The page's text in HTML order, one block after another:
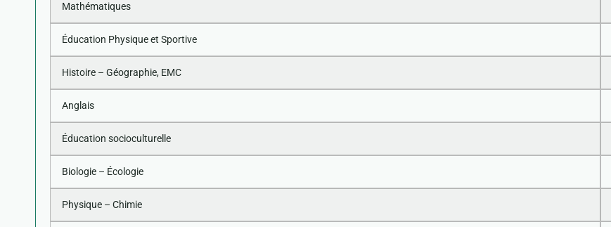
Mathématiques
Éducation Physique et Sportive
Histoire – Géographie, EMC
Anglais
Éducation socioculturelle
Biologie – Écologie
Physique – Chimie